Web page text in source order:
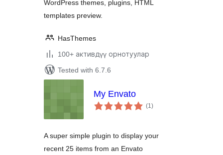
WordPress themes, plugins, HTML
templates preview.
HasThemes
100+ активдүү орнотуулар
Tested with 6.7.6
My Envato
(1total
ratings
)
A super simple plugin to display your
recent 25 items from an Envato